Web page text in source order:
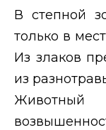
В степной
только в
Из злаков
из